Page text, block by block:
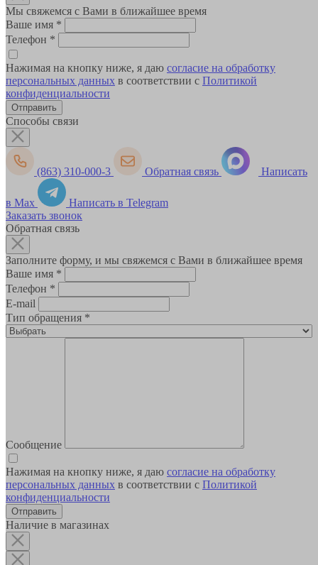
Мы свяжемся с Вами в ближайшее время
Ваше имя *
Телефон *
Нажимая на кнопку ниже, я даю согласие на обработку
персональных данных в соответствии с Политикой
конфиденциальности
Способы связи
(863) 310-000-3 Обратная связь Написать
в Max
Написать в Telegram
Заказать звонок
Обратная связь
Заполните форму, и мы свяжемся с Вами в ближайшее время
Ваше имя *
Телефон *
E-mail
Тип обращения *
Сообщение
Нажимая на кнопку ниже, я даю согласие на обработку
персональных данных в соответствии с Политикой
конфиденциальности
Наличие в магазинах